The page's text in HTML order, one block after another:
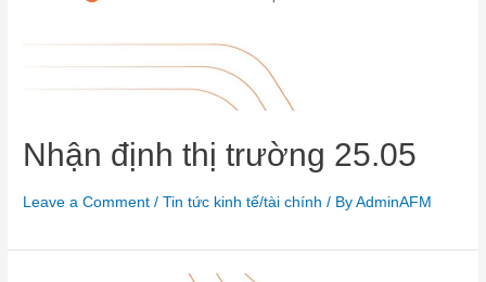
Nhận định thị trường 25.05
Leave a Comment /Tin tức kinh tế/tài chính / ByAdminAFM